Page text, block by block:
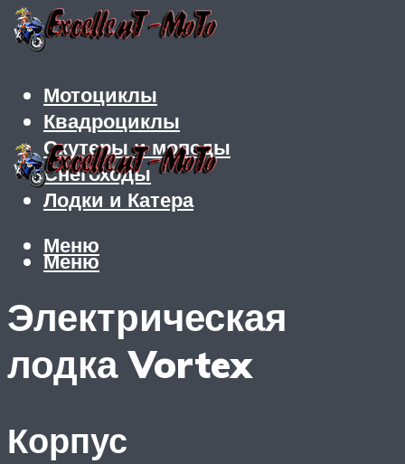
Мотоциклы
Квадроциклы
Скутеры и мопеды
Снегоходы
Лодки и Катера
Меню
Меню
Электрическая
лодка Vortex
Корпус